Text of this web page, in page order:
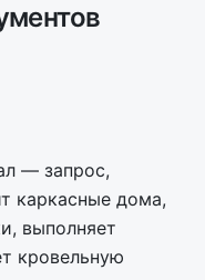
— запрос,
каркасные дома,
выполняет
кровельную